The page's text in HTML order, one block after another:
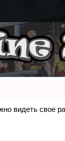
видеть свое